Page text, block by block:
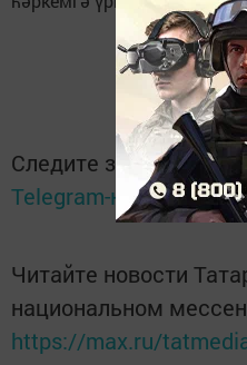
Следите за самым
Telegram-канале
Читайте новости
национальном
https://max.ru/